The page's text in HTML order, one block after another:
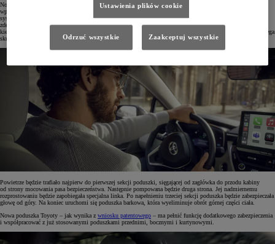
Nowa poduszka powietrzna Toyoty będzie umieszczana w zagłówku fotela. Powietrze do niej będzie
wpuszczane etapami, tak aby zdążyła uzyskać odpowiedni kształt wokół pasażera. Pomocne będą tu czujniki
systemów bezpieczeństwa czynnego i oparty na ich działaniu układ wczesnego reagowania w razie ryzyka
zderzenia (PCS), który uruchamia poduszkę na chwilę przed zderzeniem. Dzięki temu w momencie kolizji,
kiedy na pasażera zaczynają działać duże siły, poduszka wokół niego ma już optymalny kształt, który zapobiega
skutkom gwałtownych przeciążeń.
Powietrze będzie trafiało najpierw do pierwszej sekcji poduszki, sięgającej od zagłówka do przodu kabiny
od strony mocowania pasa bezpieczeństwa. Następnie pompowana będzie druga strona. Jej nadmiernemu
rozprostowaniu będzie zapobiegała specjalna linka. Po napełnieniu trzeciej sekcji poduszka będzie zabezpieczała
głowę od góry. Na koniec uruchomi się poduszka barkowa, która wyeliminuje obrót górnej części ciała.
Nowa poduszka Toyoty – jak wynika z wniosku patentowego – ma pełnić funkcję dodatkowego zabezpieczenia
i współpracować z już stosowanymi poduszkami przednimi, bocznymi i kurtynowymi.
Ustawienia plików cookie
Odrzuć wszystkie Zaakceptuj wszystkie